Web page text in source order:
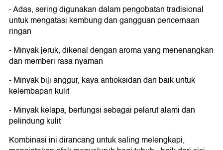
- Adas, sering digunakan dalam pengobatan tradisional
untuk mengatasi kembung dan gangguan pencernaan
ringan
- Minyak jeruk, dikenal dengan aroma yang menenangkan
dan memberi rasa nyaman
- Minyak biji anggur, kaya antioksidan dan baik untuk
kelembapan kulit
- Minyak kelapa, berfungsi sebagai pelarut alami dan
pelindung kulit
Kombinasi ini dirancang untuk saling melengkapi,